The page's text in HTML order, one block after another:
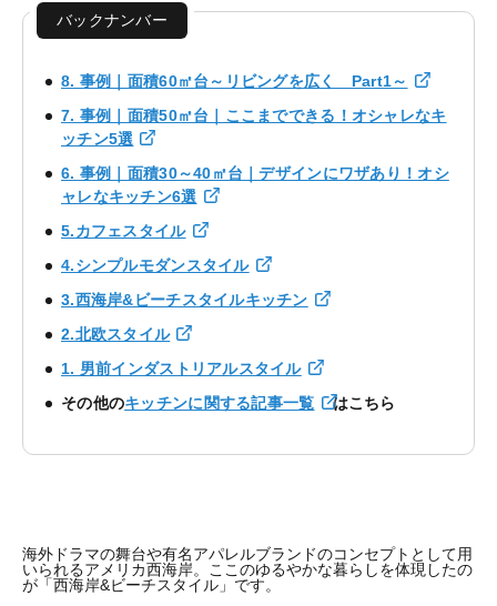
バックナンバー
8. 事例｜面積60㎡台～リビングを広く Part1～
7. 事例｜面積50㎡台｜ここまでできる！オシャレなキ
ッチン5選
6. 事例｜面積30～40㎡台｜デザインにワザあり！オシ
ャレなキッチン6選
5.カフェスタイル
4.シンプルモダンスタイル
3.西海岸&ビーチスタイルキッチン
2.北欧スタイル
1. 男前インダストリアルスタイル
その他のキッチンに関する記事一覧 はこちら
海外ドラマの舞台や有名アパレルブランドのコンセプトとして用
いられるアメリカ西海岸。ここのゆるやかな暮らしを体現したの
が「西海岸&ビーチスタイル」です。